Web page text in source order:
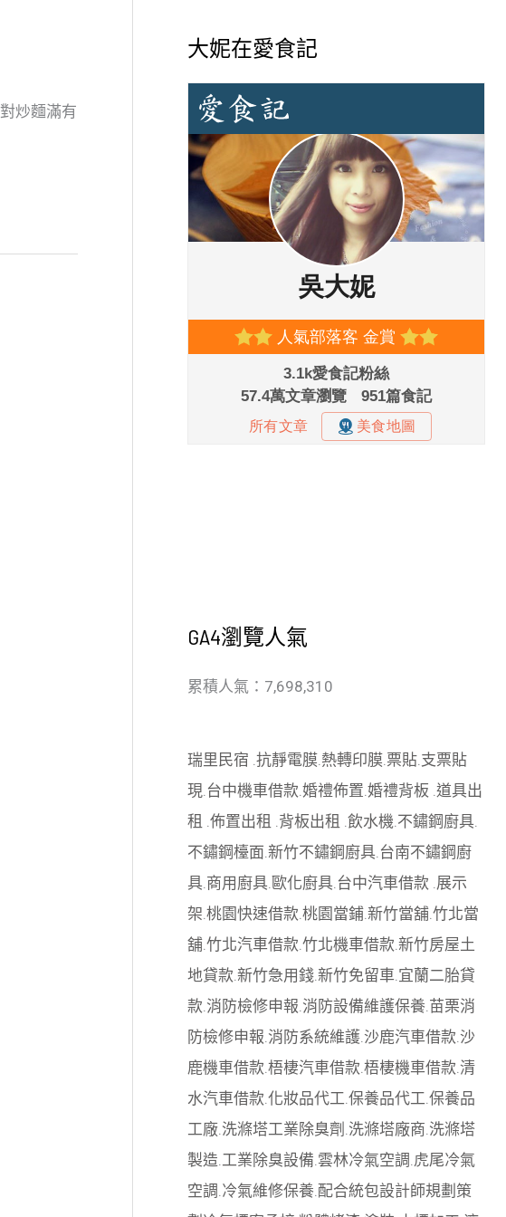
炒麵滿有
大妮在愛食記
GA4瀏覽人氣
累積人氣：7,698,310
瑞里民宿 .抗靜電膜.熱轉印膜.票貼.支票貼
現.台中機車借款.婚禮佈置.婚禮背板 .道具出
租 .佈置出租 .背板出租 .飲水機.不鏽鋼廚具.
不鏽鋼檯面.新竹不鏽鋼廚具.台南不鏽鋼廚
具.商用廚具.歐化廚具.台中汽車借款 .展示
架.桃園快速借款.桃園當鋪.新竹當舖.竹北當
舖.竹北汽車借款.竹北機車借款.新竹房屋土
地貸款.新竹急用錢.新竹免留車.宜蘭二胎貸
款.消防檢修申報.消防設備維護保養.苗栗消
防檢修申報.消防系統維護.沙鹿汽車借款.沙
鹿機車借款.梧棲汽車借款.梧棲機車借款.清
水汽車借款.化妝品代工.保養品代工.保養品
工廠.洗滌塔工業除臭劑 .洗滌塔廠商.洗滌塔
製造.工業除臭設備.雲林冷氣空調.虎尾冷氣
空調.冷氣維修保養.配合統包設計師規劃策